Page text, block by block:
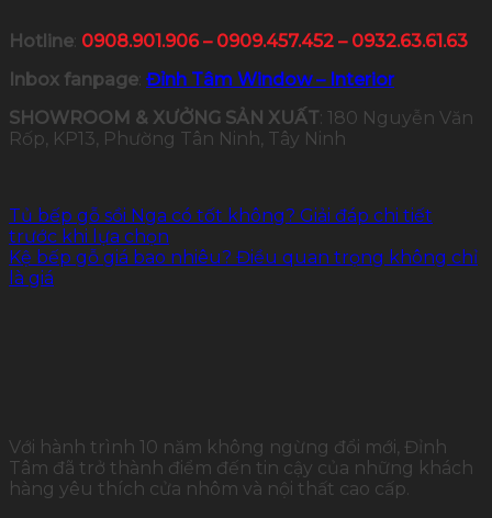
Hotline: 0908.901.906 – 0909.457.452 – 0932.63.61.63
Inbox fanpage: Đỉnh Tâm Window – Interior
SHOWROOM & XƯỞNG SẢN XUẤT: 180 Nguyễn Văn
Rốp, KP13, Phường Tân Ninh, Tây Ninh
Tủ bếp gỗ sồi Nga có tốt không? Giải đáp chi tiết
trước khi lựa chọn
Kệ bếp gỗ giá bao nhiêu? Điều quan trọng không chỉ
là giá
Với hành trình 10 năm không ngừng đổi mới, Đỉnh
Tâm đã trở thành điểm đến tin cậy của những khách
hàng yêu thích cửa nhôm và nội thất cao cấp.